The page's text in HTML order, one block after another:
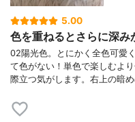
5.00
色を重ねるとさらに深み
02陽光色。とにかく全色可愛
て色がない！単色で楽しむよ
際立つ気がします。右上の暗